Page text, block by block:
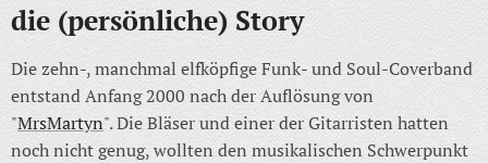
die (persönliche) Story
Die zehn-, manchmal elfköpfige Funk- und Soul-Coverband
entstand Anfang 2000 nach der Auflösung von
"MrsMartyn". Die Bläser und einer der Gitarristen hatten
noch nicht genug, wollten den musikalischen Schwerpunkt